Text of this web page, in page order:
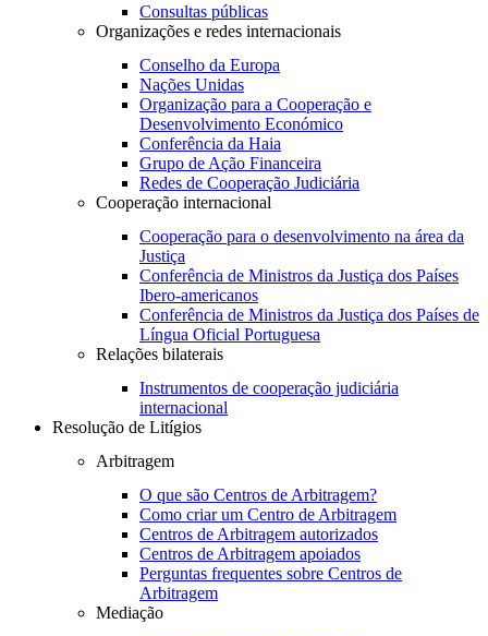
Consultas públicas
Organizações e redes internacionais
Conselho da Europa
Nações Unidas
Organização para a Cooperação e
Desenvolvimento Económico
Conferência da Haia
Grupo de Ação Financeira
Redes de Cooperação Judiciária
Cooperação internacional
Cooperação para o desenvolvimento na área da
Justiça
Conferência de Ministros da Justiça dos Países
Ibero-americanos
Conferência de Ministros da Justiça dos Países de
Língua Oficial Portuguesa
Relações bilaterais
Instrumentos de cooperação judiciária
internacional
Resolução de Litígios
Arbitragem
O que são Centros de Arbitragem?
Como criar um Centro de Arbitragem
Centros de Arbitragem autorizados
Centros de Arbitragem apoiados
Perguntas frequentes sobre Centros de
Arbitragem
Mediação